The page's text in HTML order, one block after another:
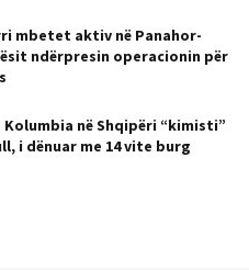
mbetet aktiv në Panahor-
ndërpresin operacionin për
në Shqipëri “kimisti”
i dënuar me 14 vite burg